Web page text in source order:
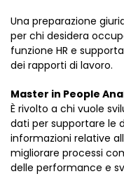
Una preparazione
per chi desidera
funzione HR e
dei rapporti di lavoro.
Master in People
È rivolto a chi vuole
dati per supportare le
informazioni relative
migliorare processi
delle performance e